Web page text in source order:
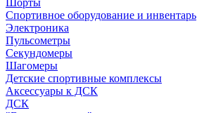
Шорты
Спортивное оборудование и инвентарь
Электроника
Пульсометры
Секундомеры
Шагомеры
Детские спортивные комплексы
Аксессуары к ДСК
ДСК